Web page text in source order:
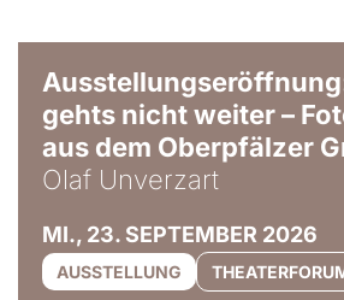
gehts nicht weiter –
aus dem Oberpfälzer
Olaf Unverzart
MI., 23. SEPTEMBER 2026
AUSSTELLUNG